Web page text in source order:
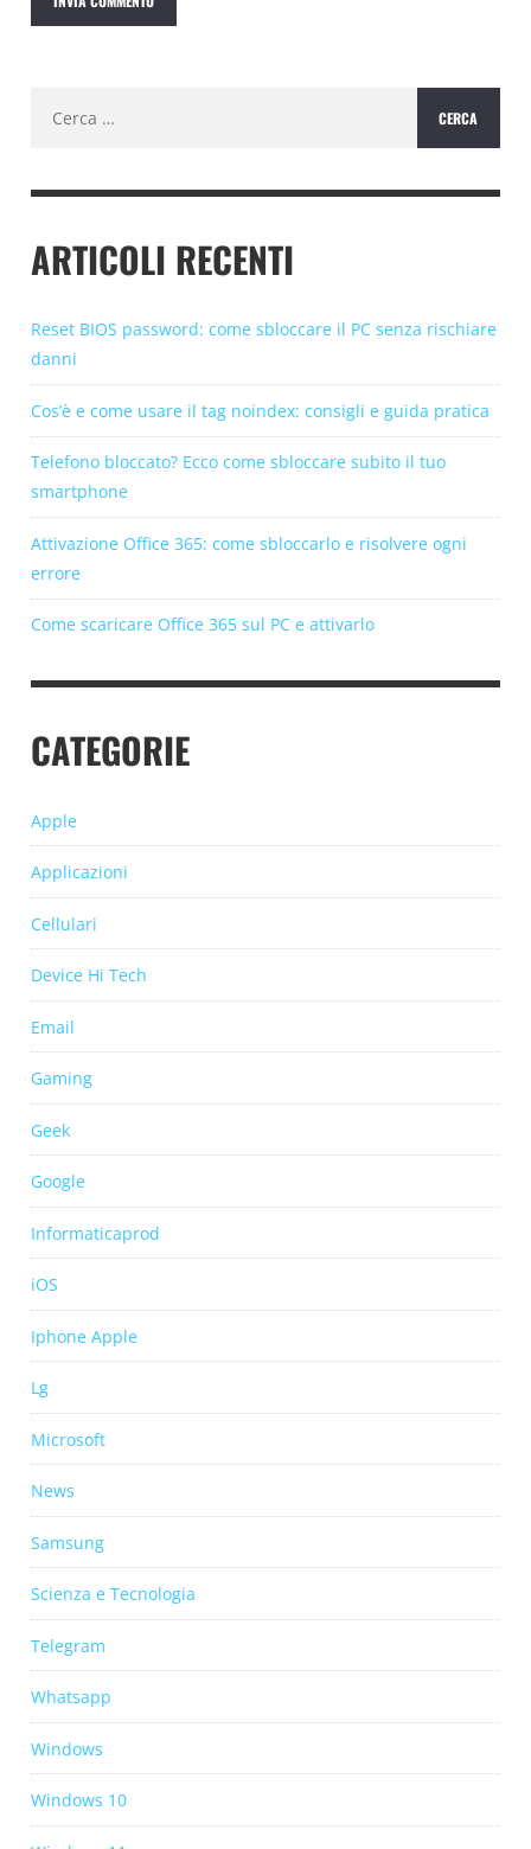
per:
ARTICOLI RECENTI
Reset BIOS password: come sbloccare il PC senza rischiare
danni
Cos’è e come usare il tag noindex: consigli e guida pratica
Telefono bloccato? Ecco come sbloccare subito il tuo
smartphone
Attivazione Office 365: come sbloccarlo e risolvere ogni
errore
Come scaricare Office 365 sul PC e attivarlo
CATEGORIE
Apple
Applicazioni
Cellulari
Device Hi Tech
Email
Gaming
Geek
Google
Informaticaprod
iOS
Iphone Apple
Lg
Microsoft
News
Samsung
Scienza e Tecnologia
Telegram
Whatsapp
Windows
Windows 10